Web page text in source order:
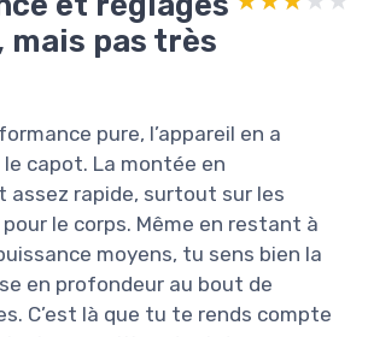
mais pas très
pure, l’appareil en a
capot. La montée en
rapide, surtout sur les
le corps. Même en restant à
moyens, tu sens bien la
en profondeur au bout de
C’est là que tu te rends compte